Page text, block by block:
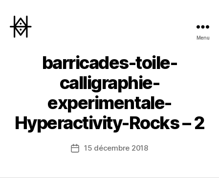
Menu
barricades-toile-
calligraphie-
experimentale-
Hyperactivity-Rocks – 2
Date15 décembre 2018